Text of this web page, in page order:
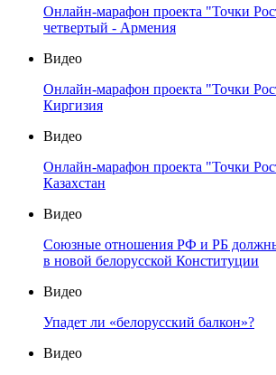
Онлайн-марафон проекта "Точки
четвертый - Армения
Видео
Онлайн-марафон проекта "Точки
Киргизия
Видео
Онлайн-марафон проекта "Точки
Казахстан
Видео
Союзные отношения РФ и РБ
в новой белорусской Конституции
Видео
Упадет ли «белорусский балкон»?
Видео